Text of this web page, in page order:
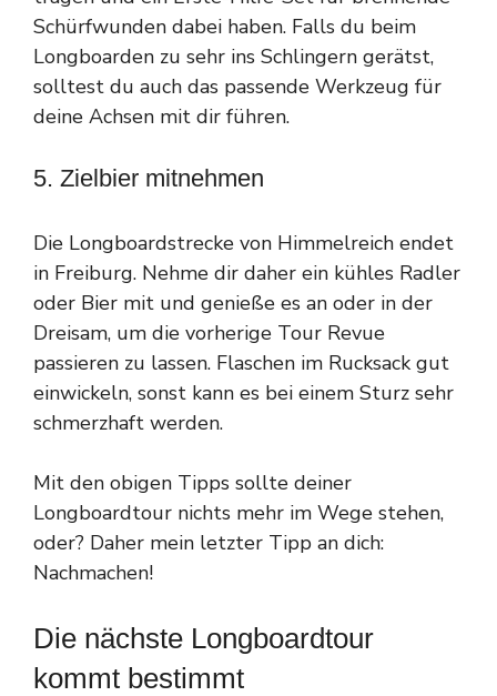
Schürfwunden dabei haben. Falls du beim
Longboarden zu sehr ins Schlingern gerätst,
solltest du auch das passende Werkzeug für
deine Achsen mit dir führen.
5. Zielbier mitnehmen
Die Longboardstrecke von Himmelreich endet
in Freiburg. Nehme dir daher ein kühles Radler
oder Bier mit und genieße es an oder in der
Dreisam, um die vorherige Tour Revue
passieren zu lassen. Flaschen im Rucksack gut
einwickeln, sonst kann es bei einem Sturz sehr
schmerzhaft werden.
Mit den obigen Tipps sollte deiner
Longboardtour nichts mehr im Wege stehen,
oder? Daher mein letzter Tipp an dich:
Nachmachen!
Die nächste Longboardtour
kommt bestimmt